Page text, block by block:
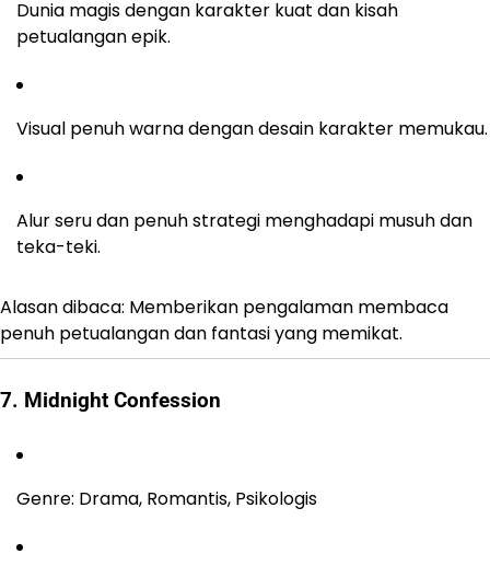
Dunia magis dengan karakter kuat dan kisah
petualangan epik.
Visual penuh warna dengan desain karakter memukau.
Alur seru dan penuh strategi menghadapi musuh dan
teka-teki.
Alasan dibaca: Memberikan pengalaman membaca
penuh petualangan dan fantasi yang memikat.
7. Midnight Confession
Genre: Drama, Romantis, Psikologis